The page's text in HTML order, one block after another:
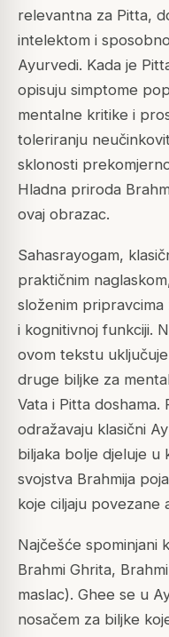
relevantna za Pitta,
intelektom i
Ayurvedi. Kada je
opisuju simptome
mentalne kritike i
toleriranju
sklonosti
Hladna priroda
ovaj obrazac.
Sahasrayogam,
praktičnim
složenim
i kognitivnoj funkciji.
ovom tekstu
druge biljke za
Vata i Pitta doshama.
odražavaju klasični
biljaka bolje djeluje u
svojstva Brahmija
koje ciljaju povezane
Najčešće spominjani
Brahmi Ghrita,
maslac). Ghee se u
nosačem za biljke